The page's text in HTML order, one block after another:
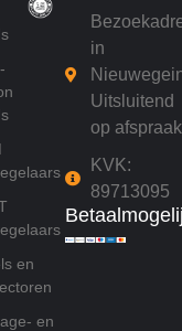
en
en
in
Uitsluitend
op afspraak
KVK:
89713095